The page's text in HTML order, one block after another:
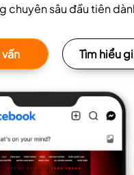
chuyên sâu đầu tiên
Tìm hiểu